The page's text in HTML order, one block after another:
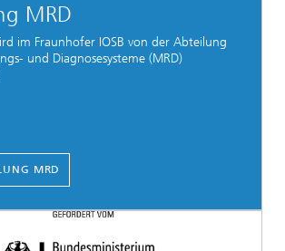
MRD
im Fraunhofer IOSB von der Abteilung
und Diagnosesysteme (MRD)
MRD